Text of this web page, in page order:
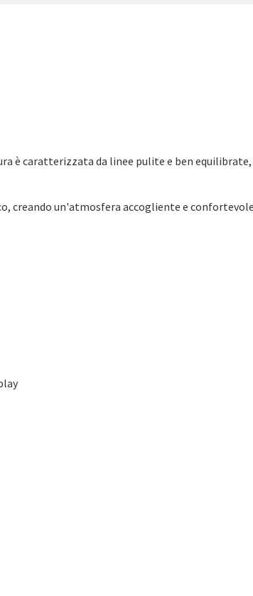
è caratterizzata da linee pulite e ben
creando un'atmosfera accogliente e